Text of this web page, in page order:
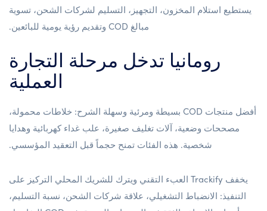
يستطيع استلام المخزون، التجهيز، التسليم لشركات الشحن، تسوية
مبالغ COD وتقديم رؤية يومية للبائعين.
رومانيا تدخل مرحلة التجارة
العملية
أفضل منتجات COD بسيطة ومرئية وسهلة الشرح: خلاطات محمولة،
مصححات وضعية، آلات تغليف صغيرة، علب غداء كهربائية وهدايا
شخصية. هذه الفئات تمنح حجماً قبل التعقيد المؤسسي.
يخفف Trackify العبء التقني ويترك للشريك المحلي التركيز على
التنفيذ: الانضباط التشغيلي، علاقة شركات الشحن، نسبة التسليم،